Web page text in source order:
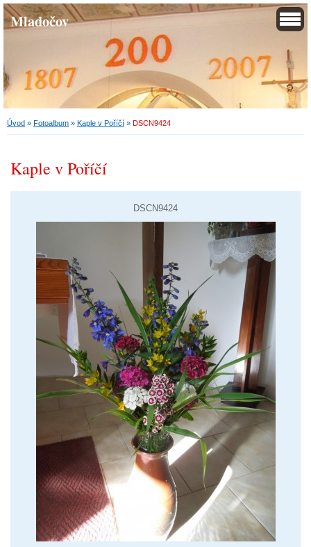
Mladočov
Úvod » Fotoalbum » Kaple v Poříčí » DSCN9424
Kaple v Poříčí
DSCN9424